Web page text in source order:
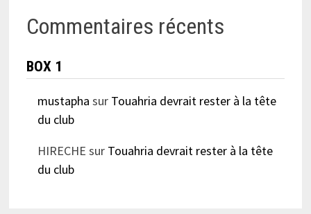
Commentaires récents
BOX 1
mustapha sur Touahria devrait rester à la tête
du club
HIRECHE sur Touahria devrait rester à la tête
du club